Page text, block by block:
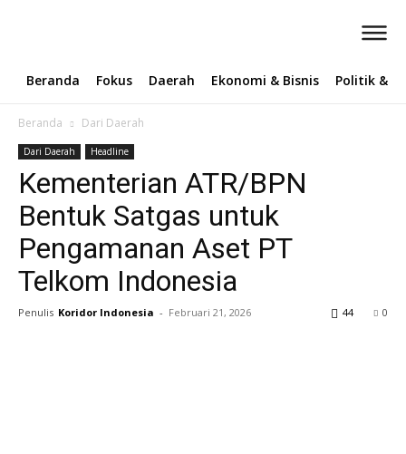
Beranda Fokus Daerah Ekonomi & Bisnis Politik &
Beranda Dari Daerah
Dari Daerah Headline
Kementerian ATR/BPN
Bentuk Satgas untuk
Pengamanan Aset PT
Telkom Indonesia ‎
Penulis Koridor Indonesia - Februari 21, 2026 0
44